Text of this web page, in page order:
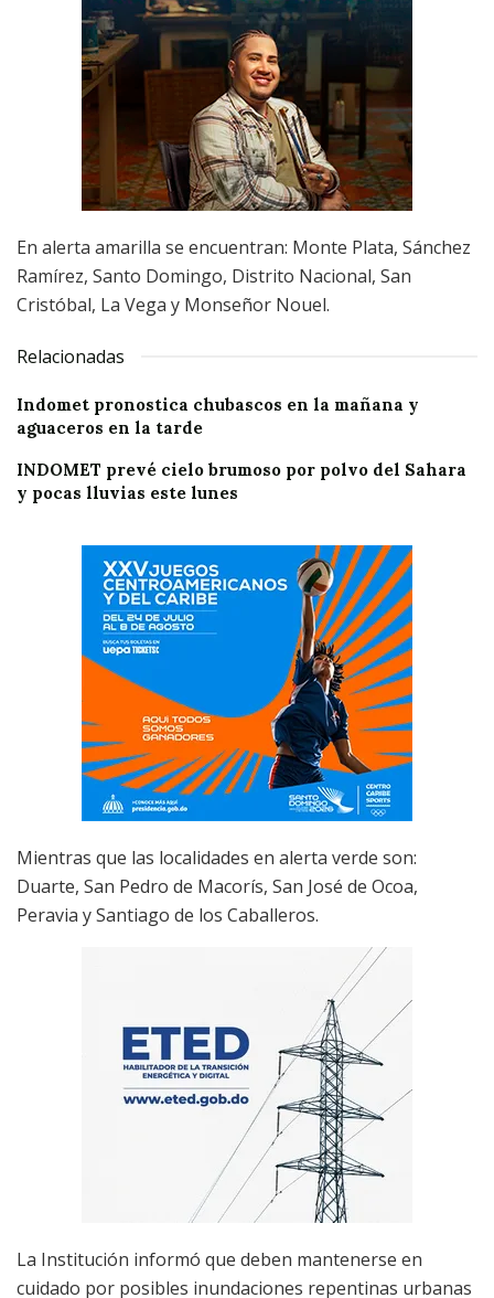
En alerta amarilla se encuentran: Monte Plata, Sánchez
Ramírez, Santo Domingo, Distrito Nacional, San
Cristóbal, La Vega y Monseñor Nouel.
Relacionadas
Indomet pronostica chubascos en la mañana y
aguaceros en la tarde
INDOMET prevé cielo brumoso por polvo del Sahara
y pocas lluvias este lunes
Mientras que las localidades en alerta verde son:
Duarte, San Pedro de Macorís, San José de Ocoa,
Peravia y Santiago de los Caballeros.
La Institución informó que deben mantenerse en
cuidado por posibles inundaciones repentinas urbanas